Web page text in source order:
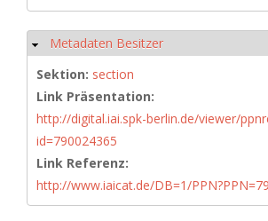
Hide
Metadaten Besitzer
Sektion: section
Link Präsentation:
http://digital.iai.spk-berlin.de/viewer/
id=790024365
Link Referenz:
http://www.iaicat.de/DB=1/